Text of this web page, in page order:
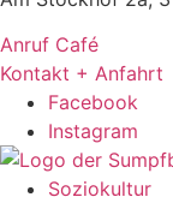
Anruf Café
Kontakt + Anfahrt
Facebook
Instagram
Soziokultur